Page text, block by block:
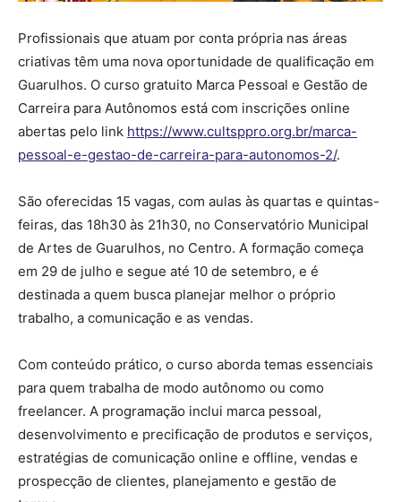
Profissionais que atuam por conta própria nas áreas
criativas têm uma nova oportunidade de qualificação em
Guarulhos. O curso gratuito Marca Pessoal e Gestão de
Carreira para Autônomos está com inscrições online
abertas pelo link https://www.cultsppro.org.br/marca-
pessoal-e-gestao-de-carreira-para-autonomos-2/.
São oferecidas 15 vagas, com aulas às quartas e quintas-
feiras, das 18h30 às 21h30, no Conservatório Municipal
de Artes de Guarulhos, no Centro. A formação começa
em 29 de julho e segue até 10 de setembro, e é
destinada a quem busca planejar melhor o próprio
trabalho, a comunicação e as vendas.
Com conteúdo prático, o curso aborda temas essenciais
para quem trabalha de modo autônomo ou como
freelancer. A programação inclui marca pessoal,
desenvolvimento e precificação de produtos e serviços,
estratégias de comunicação online e offline, vendas e
prospecção de clientes, planejamento e gestão de